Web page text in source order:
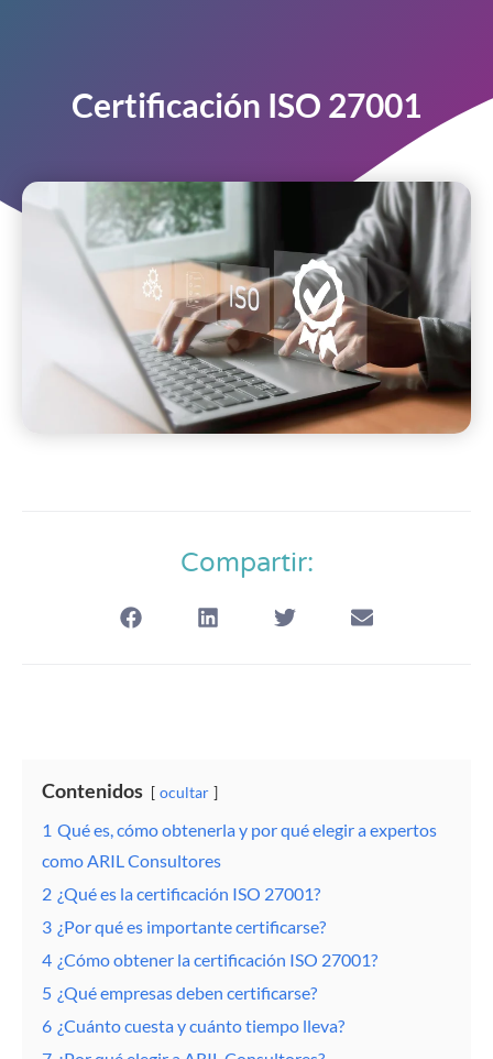
Certificación ISO 27001
Compartir:
Contenidos ocultar
1 Qué es, cómo obtenerla y por qué elegir a expertos
como ARIL Consultores
2 ¿Qué es la certificación ISO 27001?
3 ¿Por qué es importante certificarse?
4 ¿Cómo obtener la certificación ISO 27001?
5 ¿Qué empresas deben certificarse?
6 ¿Cuánto cuesta y cuánto tiempo lleva?